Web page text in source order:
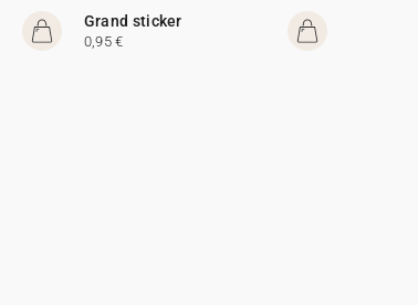
Grand sticker
0,95 €